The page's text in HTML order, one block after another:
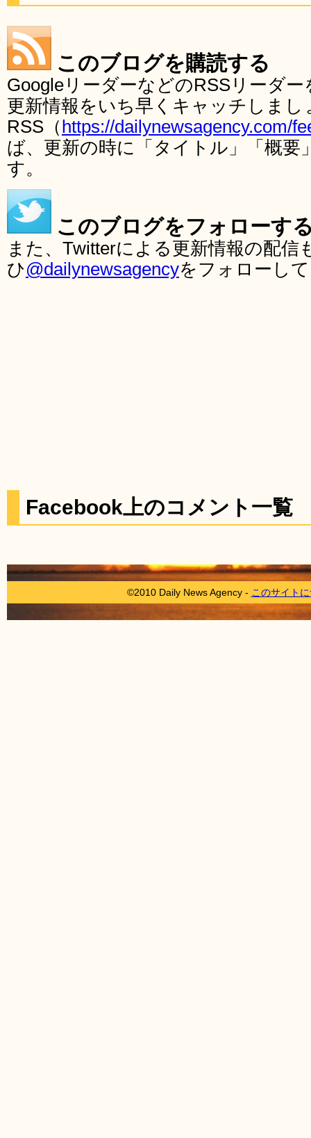
このブログを購読する
GoogleリーダーなどのRSSリーダ
更新情報をいち早くキャッチしま
RSS（ https://dailynewsagency.com/
ば、更新の時に「タイトル」「概要
す。
このブログをフォローす
また、Twitterによる更新情報の配
ひ@dailynewsagencyをフォローし
Facebook上のコメント一覧
©2010 Daily News Agency - このサイト